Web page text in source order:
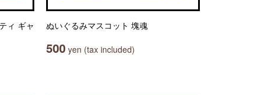
ィ ギャ
ぬいぐるみマスコット 塊魂
500 yen (tax included)